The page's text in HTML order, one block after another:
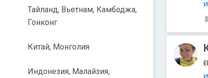
Тайланд, Вьетнам, Камбоджа,
Гонконг
Китай, Монголия
Индонезия, Малайзия,